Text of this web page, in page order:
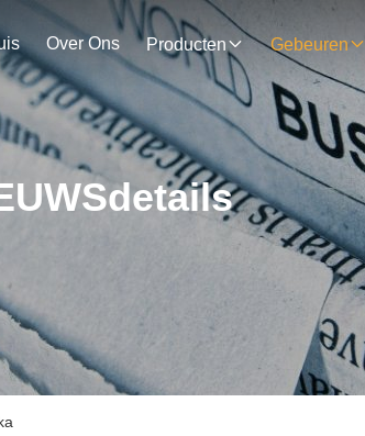
Over Ons Producten Gebeuren